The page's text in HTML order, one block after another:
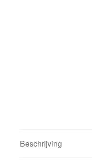
Beschrijving